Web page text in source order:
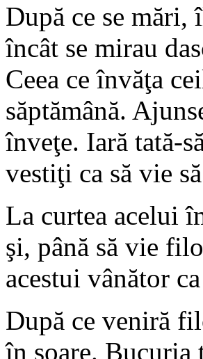
După ce se mări,
încât se mirau
Ceea ce învăţa
săptămână.
înveţe. Iară tată-
vestiţi ca să vie
La curtea acelui
şi, până să vie
acestui vânător
După ce veniră
în soare. Bucuria